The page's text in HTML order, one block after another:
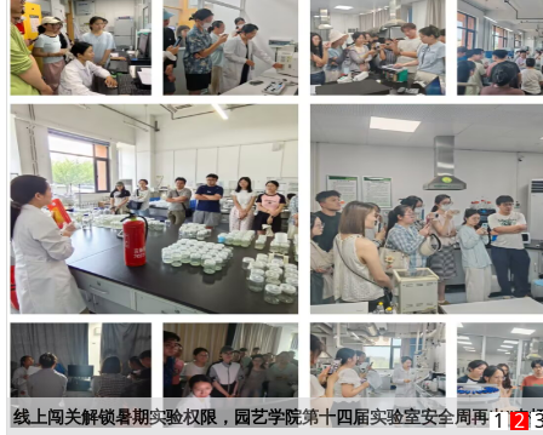
1 2
线上闯关解锁暑期实验权限，园艺学院第十四届实验室安全周再出“奇